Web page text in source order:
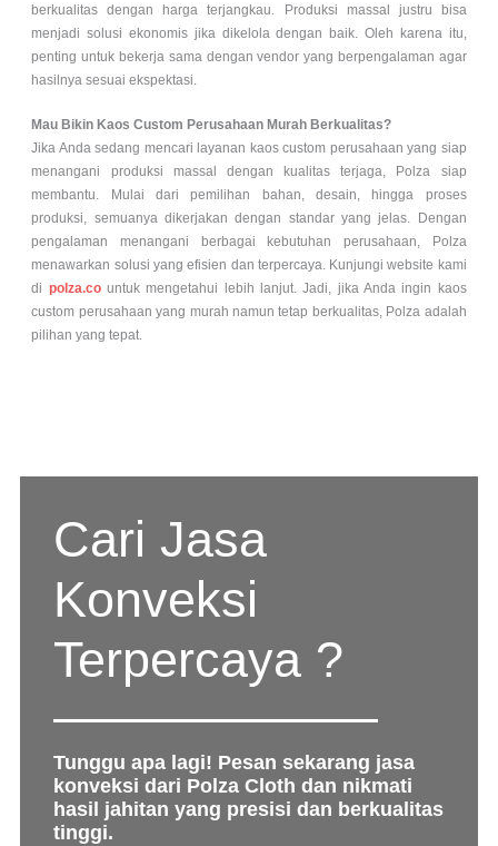
berkualitas dengan harga terjangkau. Produksi massal justru bisa
menjadi solusi ekonomis jika dikelola dengan baik. Oleh karena itu,
penting untuk bekerja sama dengan vendor yang berpengalaman agar
hasilnya sesuai ekspektasi.
Mau Bikin Kaos Custom Perusahaan Murah Berkualitas?
Jika Anda sedang mencari layanan kaos custom perusahaan yang siap
menangani produksi massal dengan kualitas terjaga, Polza siap
membantu. Mulai dari pemilihan bahan, desain, hingga proses
produksi, semuanya dikerjakan dengan standar yang jelas. Dengan
pengalaman menangani berbagai kebutuhan perusahaan, Polza
menawarkan solusi yang efisien dan terpercaya. Kunjungi website kami
di polza.co untuk mengetahui lebih lanjut. Jadi, jika Anda ingin kaos
custom perusahaan yang murah namun tetap berkualitas, Polza adalah
pilihan yang tepat.
Cari Jasa
Konveksi
Terpercaya ?
Tunggu apa lagi! Pesan sekarang jasa
konveksi dari Polza Cloth dan nikmati
hasil jahitan yang presisi dan berkualitas
tinggi.